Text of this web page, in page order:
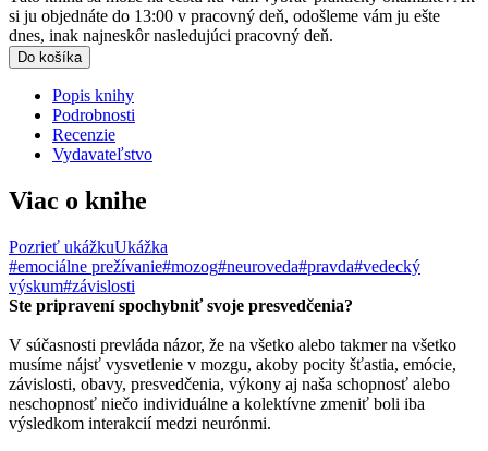
si ju objednáte do 13:00 v pracovný deň, odošleme vám ju ešte
dnes, inak najneskôr nasledujúci pracovný deň.
Do košíka
Popis knihy
Podrobnosti
Recenzie
Vydavateľstvo
Viac o knihe
Pozrieť ukážkuUkážka
#emociálne prežívanie#mozog#neuroveda#pravda#vedecký
výskum#závislosti
Ste pripravení spochybniť svoje presvedčenia?
V súčasnosti prevláda názor, že na všetko alebo takmer na všetko
musíme nájsť vysvetlenie v mozgu, akoby pocity šťastia, emócie,
závislosti, obavy, presvedčenia, výkony aj naša schopnosť alebo
neschopnosť niečo individuálne a kolektívne zmeniť boli iba
výsledkom interakcií medzi neurónmi.